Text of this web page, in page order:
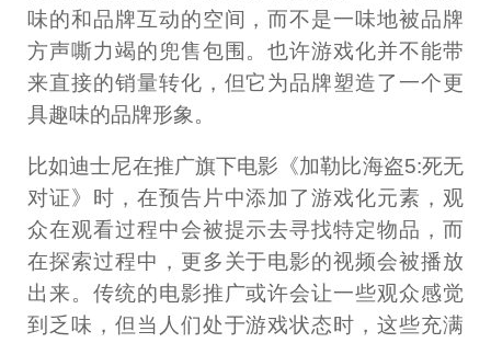
味的和品牌互动的空间，而不是一味地被品牌
方声嘶力竭的兜售包围。也许游戏化并不能带
来直接的销量转化，但它为品牌塑造了一个更
具趣味的品牌形象。
比如迪士尼在推广旗下电影《加勒比海盗5:死无
对证》时，在预告片中添加了游戏化元素，观
众在观看过程中会被提示去寻找特定物品，而
在探索过程中，更多关于电影的视频会被播放
出来。传统的电影推广或许会让一些观众感觉
到乏味，但当人们处于游戏状态时，这些充满